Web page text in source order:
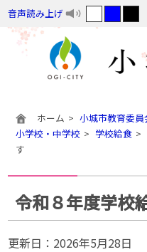
音声読み上げ
ホーム 小城市教育委員
小学校・中学校
学校給食
す
令和８年度学校
更新日： 2026年5月28日